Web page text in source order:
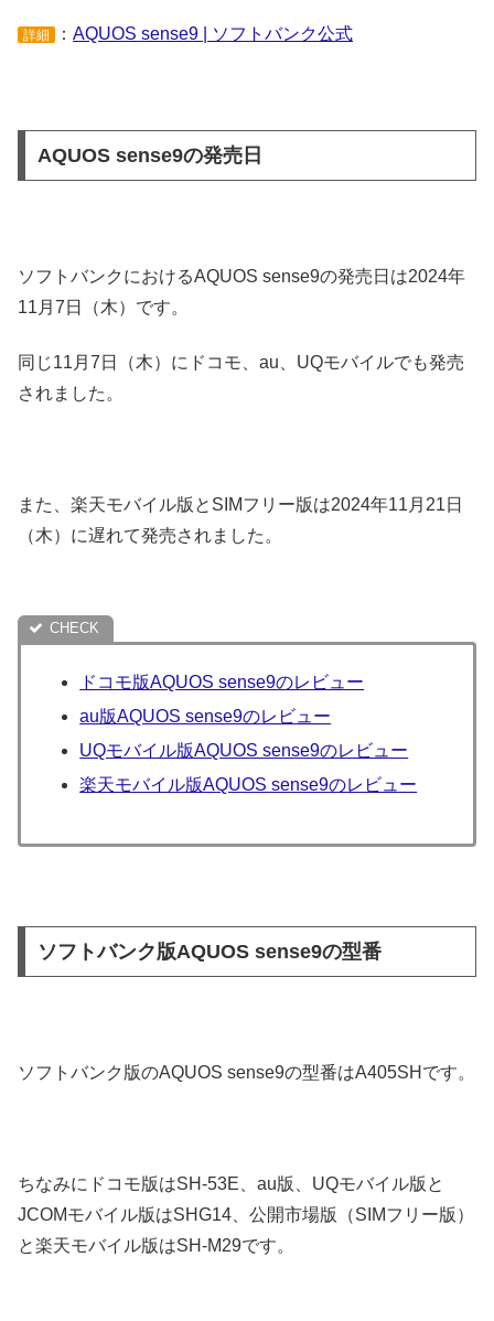
詳細 ： AQUOS sense9 | ソフトバンク公式
AQUOS sense9の発売日
ソフトバンクにおけるAQUOS sense9の発売日は2024年
11月7日（木）です。
同じ11月7日（木）にドコモ、au、UQモバイルでも発売
されました。
また、楽天モバイル版とSIMフリー版は2024年11月21日
（木）に遅れて発売されました。
ドコモ版AQUOS sense9のレビュー
au版AQUOS sense9のレビュー
UQモバイル版AQUOS sense9のレビュー
楽天モバイル版AQUOS sense9のレビュー
ソフトバンク版AQUOS sense9の型番
ソフトバンク版のAQUOS sense9の型番はA405SHです。
ちなみにドコモ版はSH-53E、au版、UQモバイル版と
JCOMモバイル版はSHG14、公開市場版（SIMフリー版）
と楽天モバイル版はSH-M29です。